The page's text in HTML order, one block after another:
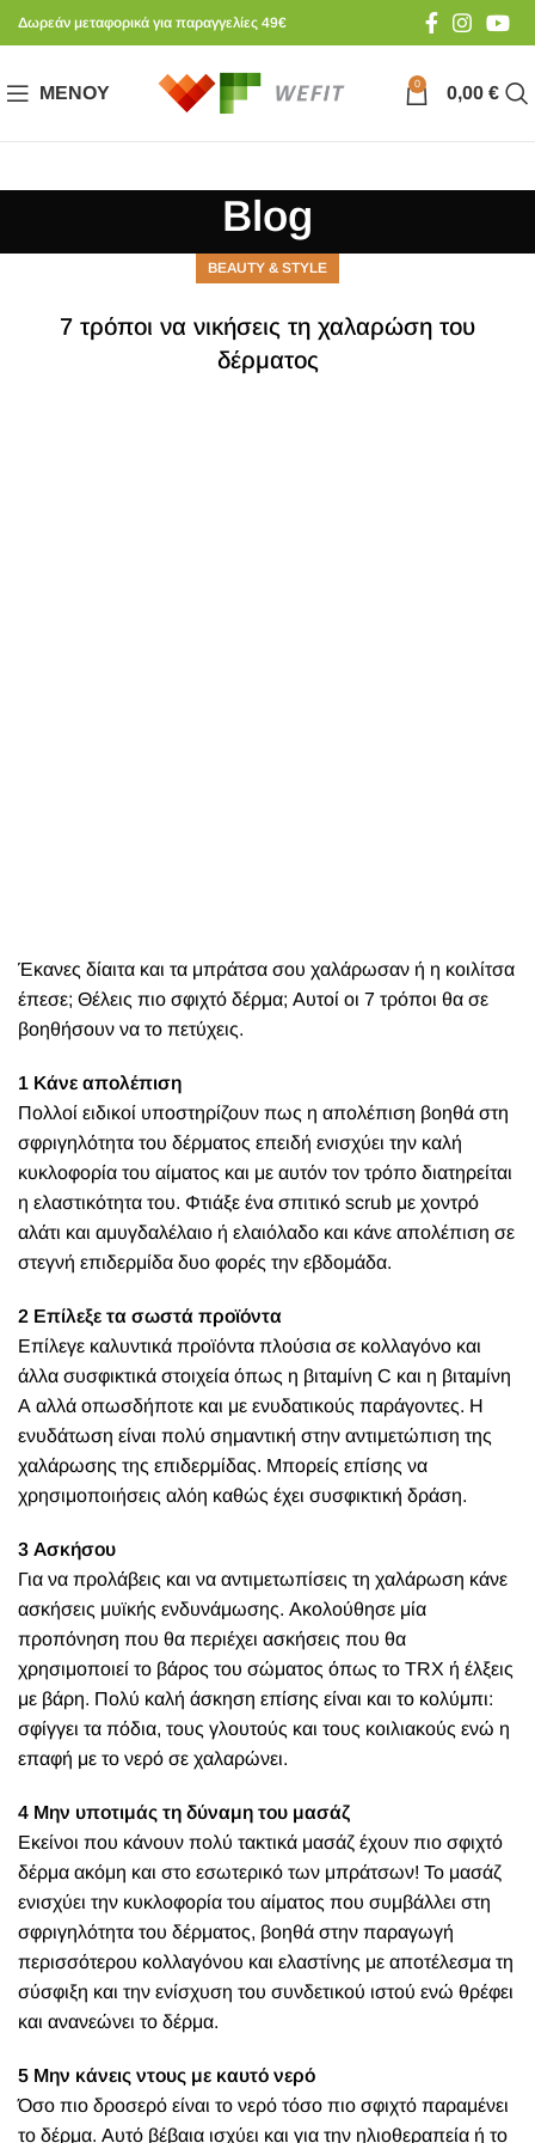
Δωρεάν μεταφορικά για παραγγελίες 49€
ΜΕΝΟΎ 0 0,00 €
Blog
BEAUTY & STYLE
7 τρόποι να νικήσεις τη χαλαρώση του
δέρματος
Έκανες δίαιτα και τα μπράτσα σου χαλάρωσαν ή η κοιλίτσα
έπεσε; Θέλεις πιο σφιχτό δέρμα; Αυτοί οι 7 τρόποι θα σε
βοηθήσουν να το πετύχεις.
1 Κάνε απολέπιση
Πολλοί ειδικοί υποστηρίζουν πως η απολέπιση βοηθά στη
σφριγηλότητα του δέρματος επειδή ενισχύει την καλή
κυκλοφορία του αίματος και με αυτόν τον τρόπο διατηρείται
η ελαστικότητα του. Φτιάξε ένα σπιτικό scrub με χοντρό
αλάτι και αμυγδαλέλαιο ή ελαιόλαδο και κάνε απολέπιση σε
στεγνή επιδερμίδα δυο φορές την εβδομάδα.
2 Επίλεξε τα σωστά προϊόντα
Επίλεγε καλυντικά προϊόντα πλούσια σε κολλαγόνο και
άλλα συσφικτικά στοιχεία όπως η βιταμίνη C και η βιταμίνη
Α αλλά οπωσδήποτε και με ενυδατικούς παράγοντες. Η
ενυδάτωση είναι πολύ σημαντική στην αντιμετώπιση της
χαλάρωσης της επιδερμίδας. Μπορείς επίσης να
χρησιμοποιήσεις αλόη καθώς έχει συσφικτική δράση.
3 Ασκήσου
Για να προλάβεις και να αντιμετωπίσεις τη χαλάρωση κάνε
ασκήσεις μυϊκής ενδυνάμωσης. Ακολούθησε μία
προπόνηση που θα περιέχει ασκήσεις που θα
χρησιμοποιεί το βάρος του σώματος όπως το TRX ή έλξεις
με βάρη. Πολύ καλή άσκηση επίσης είναι και το κολύμπι:
σφίγγει τα πόδια, τους γλουτούς και τους κοιλιακούς ενώ η
επαφή με το νερό σε χαλαρώνει.
4 Μην υποτιμάς τη δύναμη του μασάζ
Εκείνοι που κάνουν πολύ τακτικά μασάζ έχουν πιο σφιχτό
δέρμα ακόμη και στο εσωτερικό των μπράτσων! Το μασάζ
ενισχύει την κυκλοφορία του αίματος που συμβάλλει στη
σφριγηλότητα του δέρματος, βοηθά στην παραγωγή
περισσότερου κολλαγόνου και ελαστίνης με αποτέλεσμα τη
σύσφιξη και την ενίσχυση του συνδετικού ιστού ενώ θρέφει
και ανανεώνει το δέρμα.
5 Μην κάνεις ντους με καυτό νερό
Όσο πιο δροσερό είναι το νερό τόσο πιο σφιχτό παραμένει
το δέρμα. Αυτό βέβαια ισχύει και για την ηλιοθεραπεία ή το